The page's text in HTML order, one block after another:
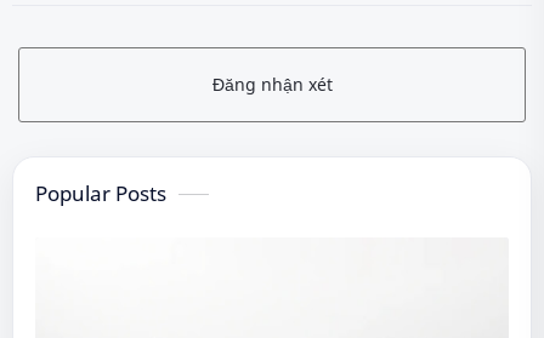
Đăng nhận xét
Popular Posts